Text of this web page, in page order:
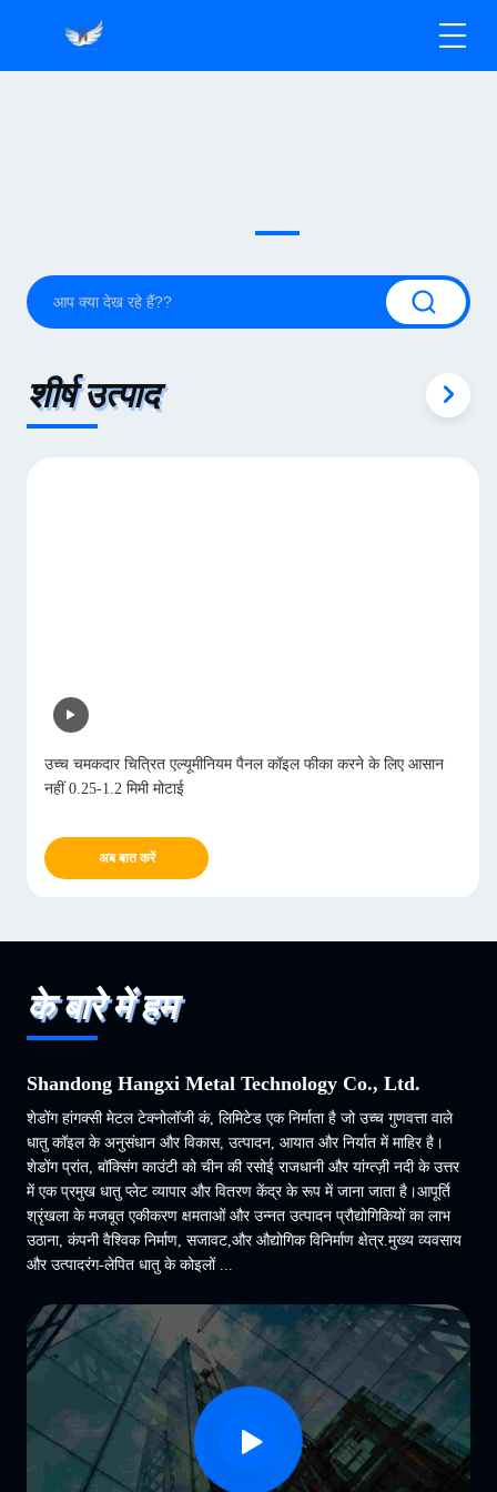
शीर्ष उत्पाद
उच्च चमकदार चित्रित एल्यूमीनियम पैनल कॉइल फीका करने के लिए आसान
नहीं 0.25-1.2 मिमी मोटाई
अब बात करें
के बारे में हम
Shandong Hangxi Metal Technology Co., Ltd.
शेडोंग हांगक्सी मेटल टेक्नोलॉजी कं, लिमिटेड एक निर्माता है जो उच्च गुणवत्ता वाले
धातु कॉइल के अनुसंधान और विकास, उत्पादन, आयात और निर्यात में माहिर है।
शेडोंग प्रांत, बॉक्सिंग काउंटी को चीन की रसोई राजधानी और यांग्त्ज़ी नदी के उत्तर
में एक प्रमुख धातु प्लेट व्यापार और वितरण केंद्र के रूप में जाना जाता है।आपूर्ति
श्रृंखला के मजबूत एकीकरण क्षमताओं और उन्नत उत्पादन प्रौद्योगिकियों का लाभ
उठाना, कंपनी वैश्विक निर्माण, सजावट,और औद्योगिक विनिर्माण क्षेत्र.मुख्य व्यवसाय
और उत्पादरंग-लेपित धातु के कोइलों ...